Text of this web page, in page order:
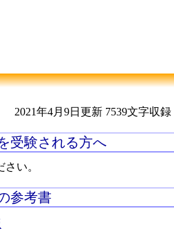
2021年4月9日更新 7539文字収録
受験される方へ
さい。
参考書